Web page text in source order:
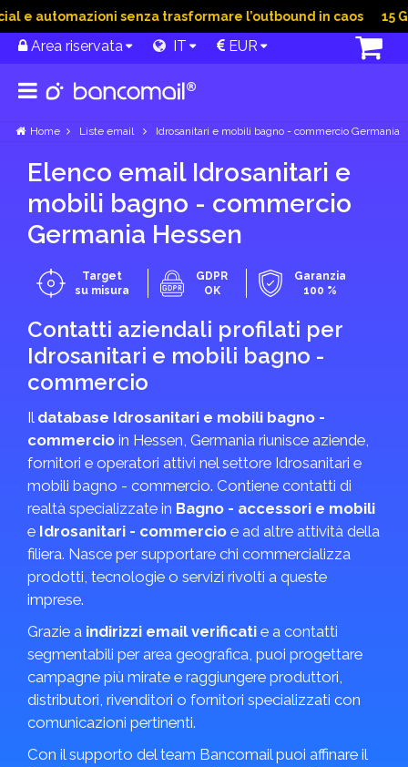
automazioni senza trasformare l’outbound in caos 15 Giu
Area riservata IT EUR
Home Liste email Idrosanitari e mobili bagno - commercio Germania
Elenco email Idrosanitari e
mobili bagno - commercio
Germania Hessen
Target
su misura
GDPR
OK
Garanzia
100 %
Contatti aziendali profilati per
Idrosanitari e mobili bagno -
commercio
Il database Idrosanitari e mobili bagno -
commercio in Hessen, Germania riunisce aziende,
fornitori e operatori attivi nel settore Idrosanitari e
mobili bagno - commercio. Contiene contatti di
realtà specializzate in Bagno - accessori e mobili
e Idrosanitari - commercio e ad altre attività della
filiera. Nasce per supportare chi commercializza
prodotti, tecnologie o servizi rivolti a queste
imprese.
Grazie a indirizzi email verificati e a contatti
segmentabili per area geografica, puoi progettare
campagne più mirate e raggiungere produttori,
distributori, rivenditori o fornitori specializzati con
comunicazioni pertinenti.
Con il supporto del team Bancomail puoi affinare il